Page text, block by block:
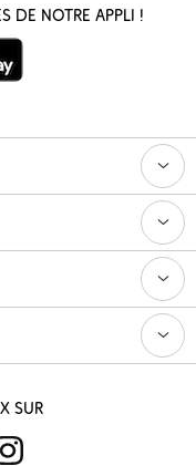
de notre appli !
sur